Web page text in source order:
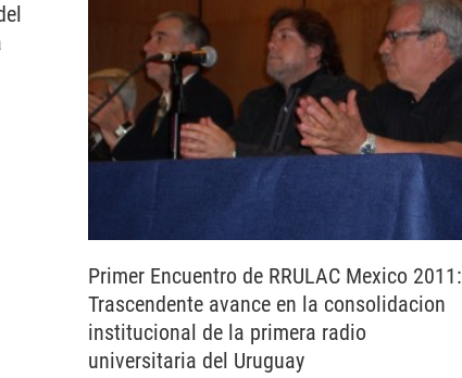
Primer Encuentro de RRULAC Mexico 2011:
Trascendente avance en la consolidacion
institucional de la primera radio
universitaria del Uruguay